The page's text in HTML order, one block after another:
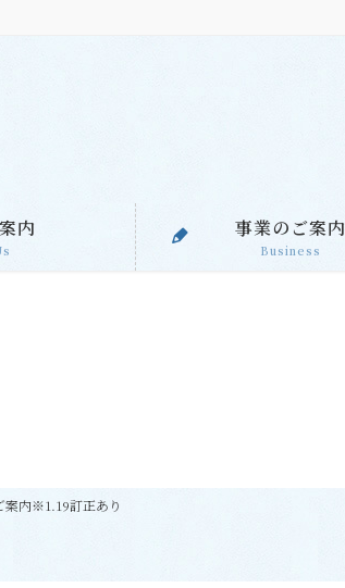
内 事業のご案内
Business
内※1.19訂正あり